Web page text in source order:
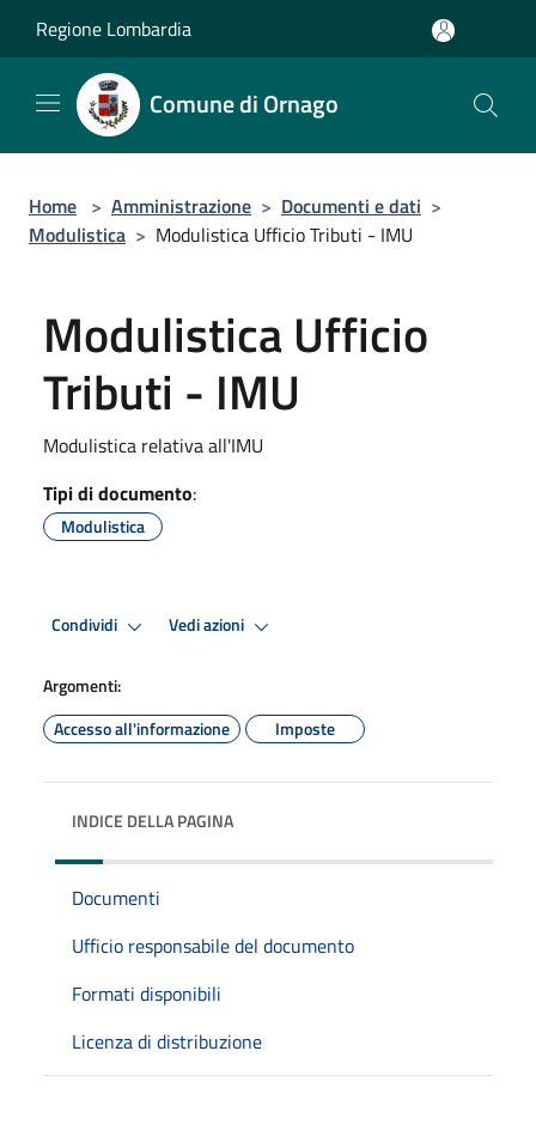
Regione Lombardia
Comune di Ornago
Home > Amministrazione > Documenti e dati >
Modulistica > Modulistica Ufficio Tributi - IMU
Modulistica Ufficio
Tributi - IMU
Modulistica relativa all'IMU
Tipi di documento:
Modulistica
Condividi Vedi azioni
Argomenti:
Accesso all'informazione
Imposte
INDICE DELLA PAGINA
Documenti
Ufficio responsabile del documento
Formati disponibili
Licenza di distribuzione